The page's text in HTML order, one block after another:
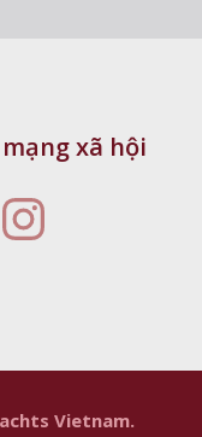
xã hội
Vietnam.